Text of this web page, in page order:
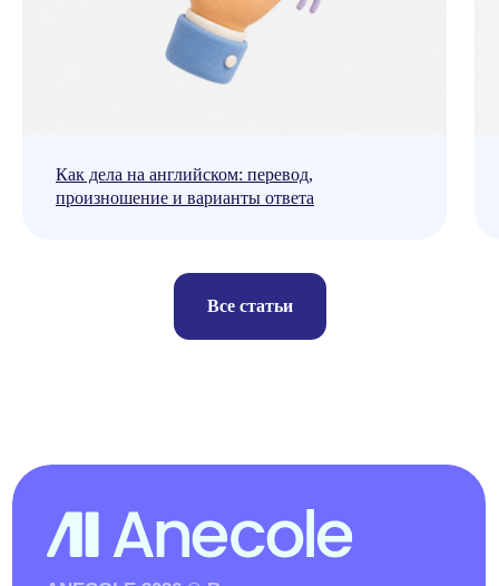
Как дела на английском: перевод,
произношение и варианты ответа
Все статьи